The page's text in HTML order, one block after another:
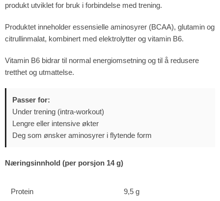
produkt utviklet for bruk i forbindelse med trening.
Produktet inneholder essensielle aminosyrer (BCAA), glutamin og
citrullinmalat, kombinert med elektrolytter og vitamin B6.
Vitamin B6 bidrar til normal energiomsetning og til å redusere
tretthet og utmattelse.
Passer for:
Under trening (intra-workout)
Lengre eller intensive økter
Deg som ønsker aminosyrer i flytende form
Næringsinnhold (per porsjon 14 g)
Protein 9,5 g